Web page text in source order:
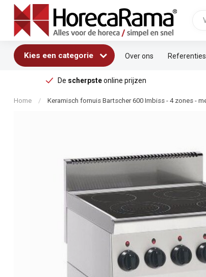
Kies een categorie Over ons Referenties
De scherpsteonline prijzen
Home / Keramisch fornuis Bartscher 600 Imbiss - 4 zones -